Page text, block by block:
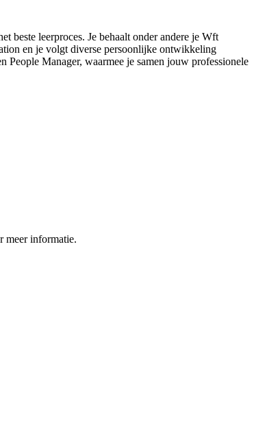
beste leerproces. Je behaalt onder andere je Wft
en je volgt diverse persoonlijke ontwikkeling
Manager, waarmee je samen jouw professionele
meer informatie.